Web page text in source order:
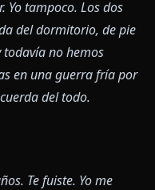
Yo tampoco. Los dos
del dormitorio, de pie
no hemos
en una guerra fría por
del todo.
Te fuiste. Yo me